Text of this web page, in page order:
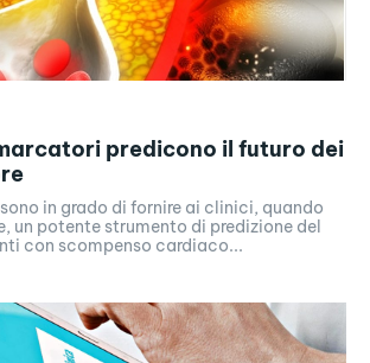
predicono il futuro dei
in grado di fornire ai clinici, quando
un potente strumento di predizione del
con scompenso cardiaco...